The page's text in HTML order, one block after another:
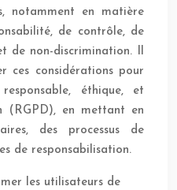
notamment en matière
de contrôle, de
de non-discrimination. Il
ces considérations pour
éthique, et
(RGPD), en mettant en
des processus de
de responsabilisation.
les utilisateurs de